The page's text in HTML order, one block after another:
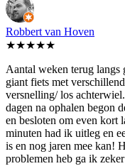
Robbert van Hoven
★★★★★
Aantal weken terug langs
giant fiets met
versnelling/ los
dagen na ophalen begon
en besloten om even kort
minuten had ik uitleg en
is en nog jaren mee kan!
problemen heb ga ik